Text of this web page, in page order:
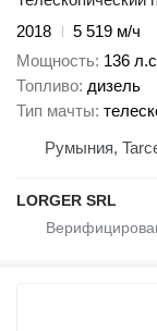
2018
5 519 м/ч
Мощность 136
Топливо дизель
Тип мачты
Румыния,
LORGER SRL